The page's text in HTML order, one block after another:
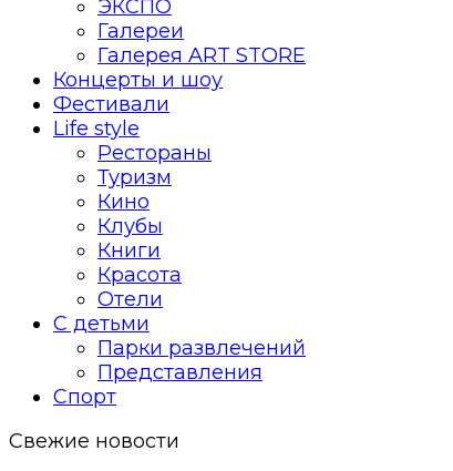
ЭКСПО
Галереи
Галерея ART STORE
Концерты и шоу
Фестивали
Life style
Рестораны
Туризм
Кино
Клубы
Книги
Красота
Отели
С детьми
Парки развлечений
Представления
Спорт
Свежие новости